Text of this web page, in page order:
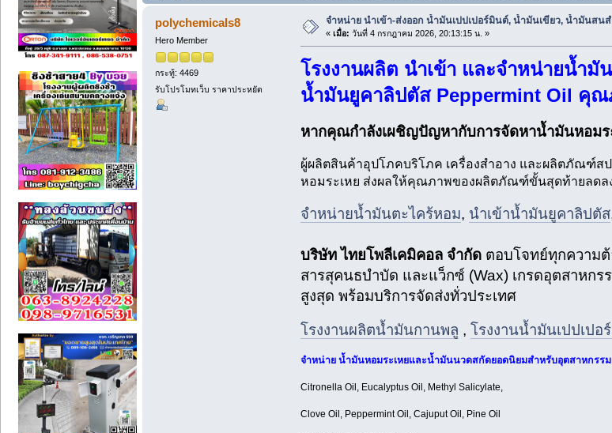
polychemicals8
Hero Member
กระทู้: 4469
รับโปรโมทเว็บ ราคาประหยัด
จำหน่าย นำเข้า-ส่งออก น้ำมันเปปเปอร์มินต์, น้ำมันเขียว, น้ำมันสน
« เมื่อ: วันที่ 4 กรกฎาคม 2026, 20:13:15 น. »
โรงงานผลิต นำเข้า และจำหน่ายน้ำ
น้ำมันยูคาลิปตัส Peppermint Oil คุ
หากคุณกำลังเผชิญปัญหากับการจัดหาน้ำมันหอมร
ผู้ผลิตสินค้าอุปโภคบริโภค เครื่องสำอาง และผลิตภัณฑ์
หอมระเหย ส่งผลให้คุณภาพของผลิตภัณฑ์ขั้นสุดท้ายลดล
จำหน่ายน้ำมันตะไคร้หอม, นำเข้าน้ำมันยูคาลิปตัส
บริษัท ไทยโพลีเคมิคอล จำกัดตอบโจทย์ทุกความต้
สารสุคนธบำบัด และแว็กซ์ (Wax) เกรดอุตสาหก
สูงสุด พร้อมบริการจัดส่งทั่วประเทศ
โรงงานผลิตน้ำมันกานพลู , โรงงานน้ำมันเปปเปอ
จำหน่าย น้ำมันหอมระเหยและน้ำมันนวดสกัดยอดนิยมสำหรับอุตสาหกรรม
Citronella Oil, Eucalyptus Oil, Methyl Salicylate,
Clove Oil, Peppermint Oil, Cajuput Oil, Pine Oil